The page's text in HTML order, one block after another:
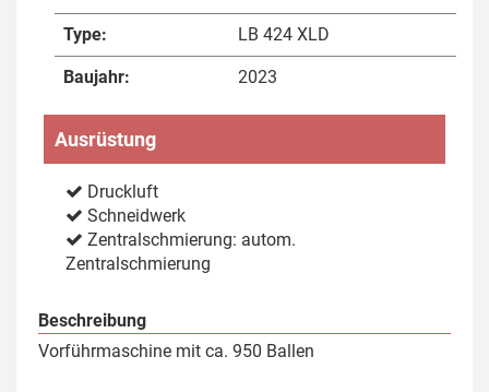
Type: LB 424 XLD
Baujahr: 2023
Ausrüstung
Druckluft
Schneidwerk
Zentralschmierung: autom.
Zentralschmierung
Beschreibung
Vorführmaschine mit ca. 950 Ballen